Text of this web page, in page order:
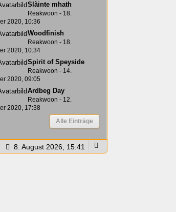
Slàinte mhath
Reakwoon - 18.
2020, 10:36
Woodfinish
Reakwoon - 18.
2020, 10:34
Spirit of Speyside
Reakwoon - 14.
2020, 09:05
Ardbeg Day
Reakwoon - 12.
2020, 17:38
Alle Einträge
8. August 2026, 15:41